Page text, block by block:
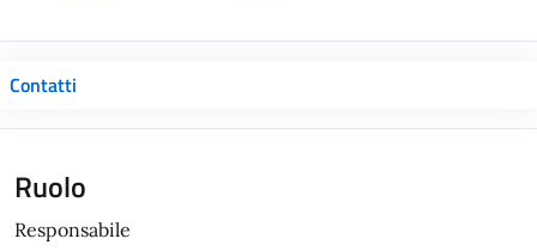
Contatti
Ruolo
Responsabile